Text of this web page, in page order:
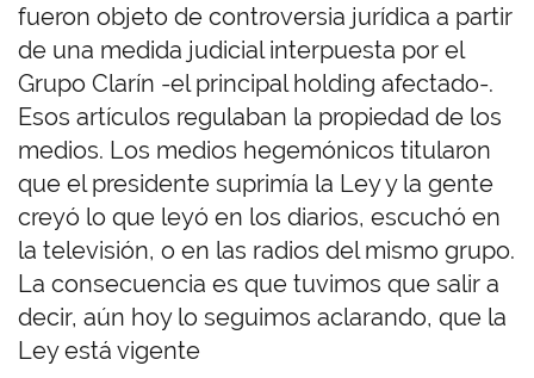
fueron objeto de controversia jurídica a partir
de una medida judicial interpuesta por el
Grupo Clarín -el principal holding afectado-.
Esos artículos regulaban la propiedad de los
medios. Los medios hegemónicos titularon
que el presidente suprimía la Ley y la gente
creyó lo que leyó en los diarios, escuchó en
la televisión, o en las radios del mismo grupo.
La consecuencia es que tuvimos que salir a
decir, aún hoy lo seguimos aclarando, que la
Ley está vigente